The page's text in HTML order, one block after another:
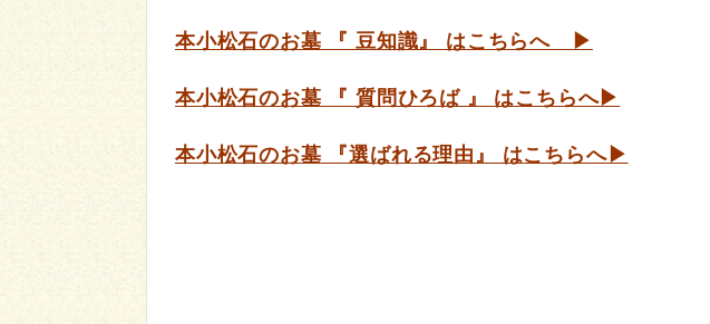
本小松石のお墓 『 豆知識』 はこちらへ ▶
本小松石のお墓 『 質問ひろば 』 はこちらへ▶
本小松石のお墓 『選ばれる理由』 はこちらへ▶